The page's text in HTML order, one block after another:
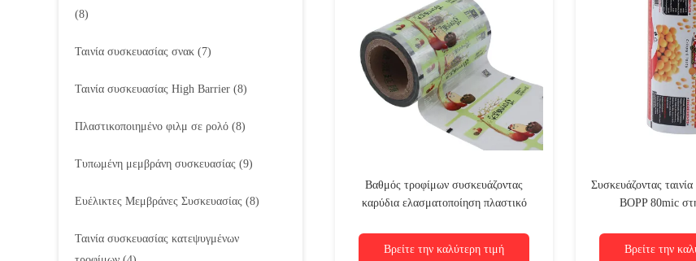
(8)
Ταινία συσκευασίας σνακ (7)
Ταινία συσκευασίας High Barrier (8)
Πλαστικοποιημένο φιλμ σε ρολό (8)
Τυπωμένη μεμβράνη συσκευασίας (9)
Ευέλικτες Μεμβράνες Συσκευασίας (8)
Ταινία συσκευασίας κατεψυγμένων
Βαθμός τροφίμων συσκευάζοντας
καρύδια ελασματοποίηση πλαστικό
Βρείτε την καλύτερη τιμή
Συσκευάζοντας
BOPP 80mic
Βρείτε την